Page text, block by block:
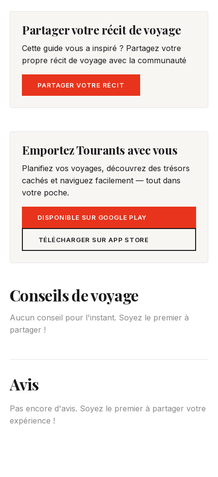
Partager votre récit de voyage
Cette guide vous a inspiré ? Partagez votre
propre récit de voyage avec la communauté
PARTAGER VOTRE RÉCIT
Emportez Tourants avec vous
Planifiez vos voyages, découvrez des trésors
cachés et naviguez facilement — tout dans
votre poche.
DISPONIBLE SUR GOOGLE PLAY
TÉLÉCHARGER SUR APP STORE
Conseils de voyage
Aucun conseil pour l'instant. Soyez le premier à
partager !
Avis
Pas encore d'avis. Soyez le premier à partager votre
expérience !